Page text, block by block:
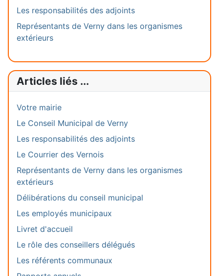
Les responsabilités des adjoints
Représentants de Verny dans les organismes
extérieurs
Articles liés ...
Votre mairie
Le Conseil Municipal de Verny
Les responsabilités des adjoints
Le Courrier des Vernois
Représentants de Verny dans les organismes
extérieurs
Délibérations du conseil municipal
Les employés municipaux
Livret d'accueil
Le rôle des conseillers délégués
Les référents communaux